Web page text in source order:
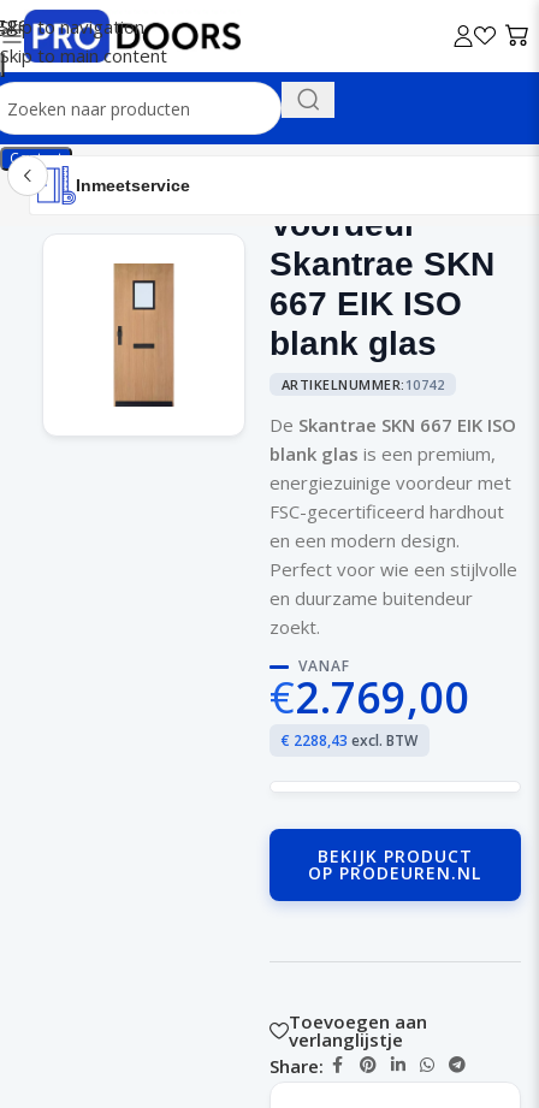
Skip to navigation
Skip to main content
Contact
Inmeetservice
Montageservice
Advies op maat
Showroom
Inmeetservice
Voordeur
Skantrae SKN
667 EIK ISO
blank glas
ARTIKELNUMMER: 10742
De Skantrae SKN 667 EIK ISO
blank glas is een premium,
energiezuinige voordeur met
FSC-gecertificeerd hardhout
en een modern design.
Perfect voor wie een stijlvolle
en duurzame buitendeur
zoekt.
VANAF
€2.769,00
€ 2288,43 excl. BTW
BEKIJK PRODUCT
OP PRODEUREN.NL
Toevoegen aan
verlanglijstje
Share: